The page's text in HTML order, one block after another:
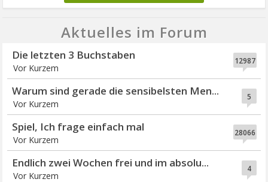
Aktuelles im Forum
12987
Die letzten 3 Buchstaben
Vor Kurzem
5
Warum sind gerade die sensibelsten Men...
Vor Kurzem
28066
Spiel, Ich frage einfach mal
Vor Kurzem
4
Endlich zwei Wochen frei und im absolu...
Vor Kurzem